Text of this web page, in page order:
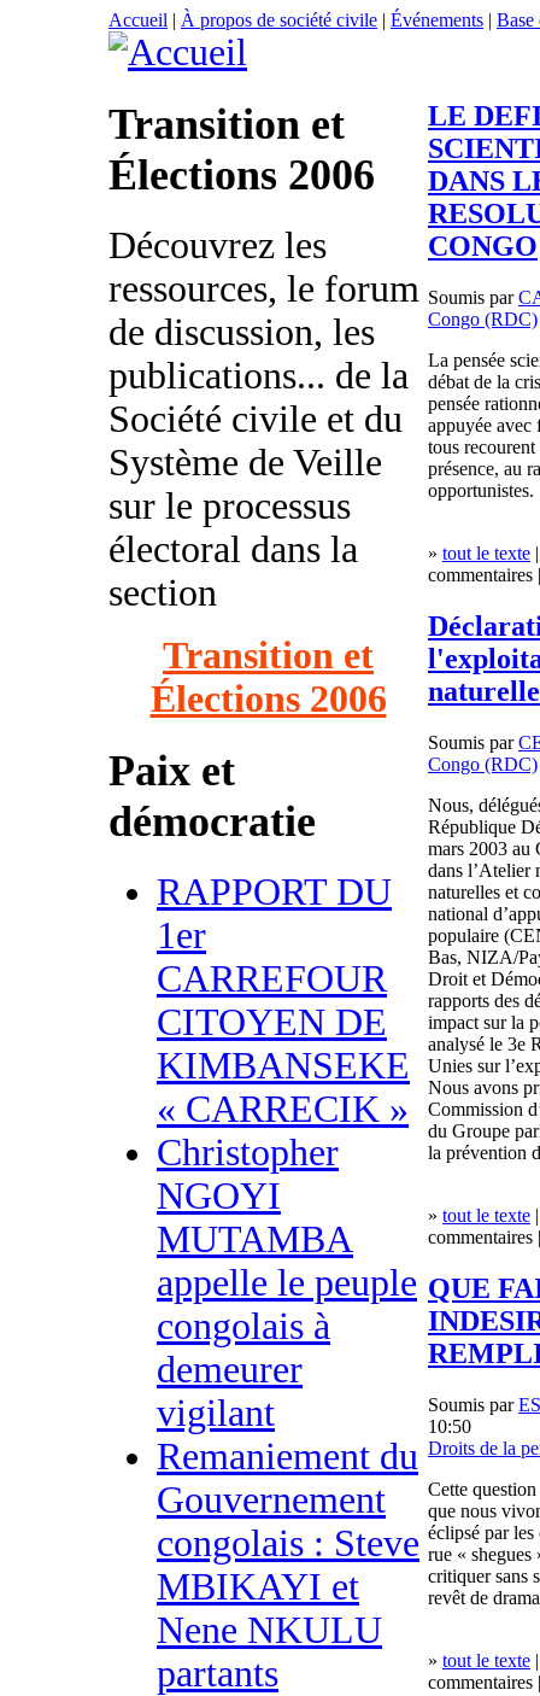
Accueil | À propos de société civile | Événements | Base
Transition et
Élections 2006
Découvrez les
ressources, le forum
de discussion, les
publications... de la
Société civile et du
Système de Veille
sur le processus
électoral dans la
section
Transition et
Élections 2006
Paix et
démocratie
RAPPORT DU
1er
CARREFOUR
CITOYEN DE
KIMBANSEKE
« CARRECIK »
Christopher
NGOYI
MUTAMBA
appelle le peuple
congolais à
demeurer
vigilant
Remaniement du
Gouvernement
congolais : Steve
MBIKAYI et
Nene NKULU
partants
LE
DANS
CONGO
Soumis par
Congo (RDC)
La pensée
débat de la
pensée
appuyée avec
tous
présence, au
opportunistes.
» tout le texte
commentaires
Soumis par
Congo (RDC)
Nous,
République
mars 2003 au
dans l’Atelier
naturelles et
national
populaire
Bas, NIZA/
Droit et
rapports des
impact sur la
analysé le 3e
Unies sur
Nous avons
Commission
du Groupe
la prévention
» tout le texte
commentaires
QUE
Soumis par
10:50
Droits de la
Cette
que nous
éclipsé par les
rue « shegues
critiquer sans
revêt de
» tout le texte
commentaires